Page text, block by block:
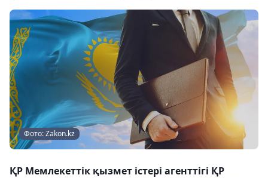
Фото: Zakon.kz
ҚР Мемлекеттік қызмет істері агенттігі ҚР